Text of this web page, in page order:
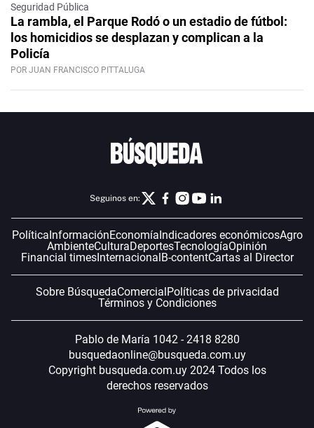
Seguridad Pública
La rambla, el Parque Rodó o un estadio de fútbol:
los homicidios se desplazan y complican a la
Policía
POR JUAN FRANCISCO PITTALUGA
Seguinos en:
PolíticaInformaciónEconomíaIndicadores económicosAgro
AmbienteCulturaDeportesTecnologíaOpinión
Financial timesInternacionalB-contentCartas al Director
Sobre BúsquedaComercialPolíticas de privacidad
Términos y Condiciones
Pablo de María 1042 - 2418 8280
busquedaonline@busqueda.com.uy
Copyright busqueda.com.uy 2024 Todos los
derechos reservados